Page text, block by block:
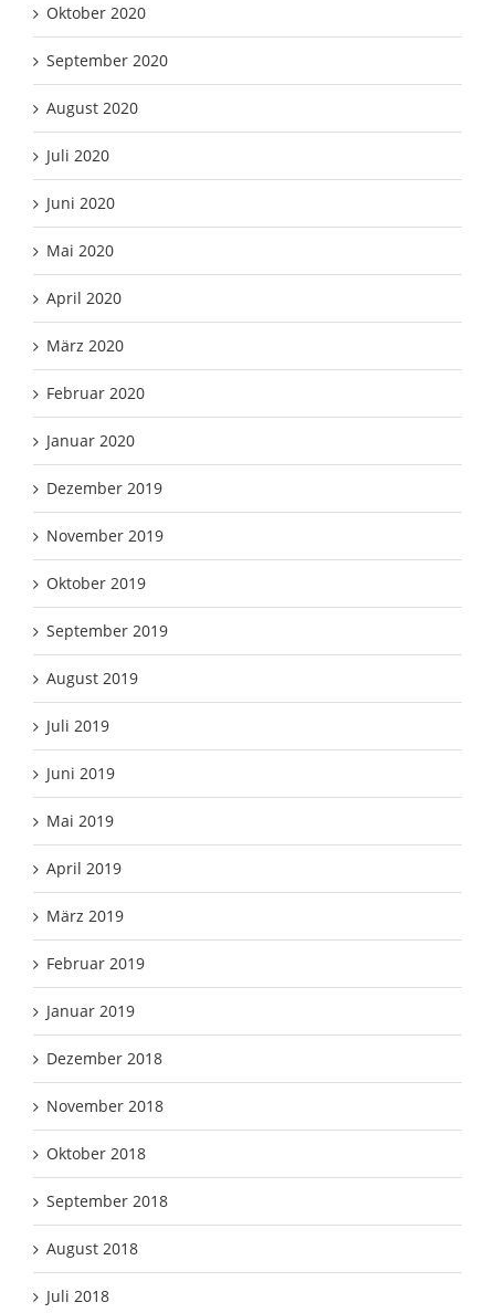
Oktober 2020
September 2020
August 2020
Juli 2020
Juni 2020
Mai 2020
April 2020
März 2020
Februar 2020
Januar 2020
Dezember 2019
November 2019
Oktober 2019
September 2019
August 2019
Juli 2019
Juni 2019
Mai 2019
April 2019
März 2019
Februar 2019
Januar 2019
Dezember 2018
November 2018
Oktober 2018
September 2018
August 2018
Juli 2018